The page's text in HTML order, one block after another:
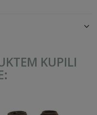
KUPILI